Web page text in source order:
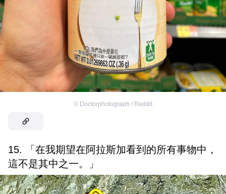
© Doctorphotograph / Reddit
15. 「在我期望在阿拉斯加看到的所有事物中，
這不是其中之一。」